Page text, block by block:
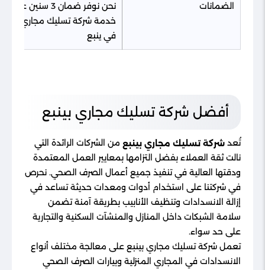
الضمانات
نحن نوفر ضمان 3 سنين علي
خدمة شركة تسليك مجاري
في ينبع
أفضل شركة تسليك مجاري بينبع
تُعد شركة تسليك مجاري بينبع من الشركات الرائدة التي
نالت ثقة العملاء بفضل التزامها بمعايير العمل المعتمدة
ودقتها العالية في تنفيذ جميع أعمال الصرف الصحي. نحرص
في شركتنا على استخدام أدوات ومعدات حديثة تساعد في
إزالة الانسدادات وتنظيف الأنابيب بطريقة آمنة تضمن
سلامة الشبكات داخل المنازل والمنشآت السكنية والتجارية
على حد سواء.
تعمل شركة تسليك مجاري بينبع على معالجة مختلف أنواع
الانسدادات في المجاري المنزلية وبيارات الصرف الصحي